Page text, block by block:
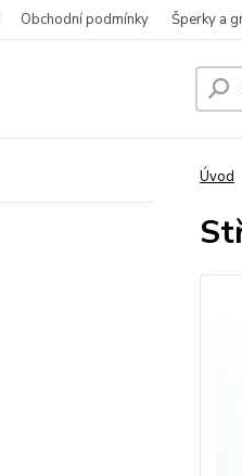
Obchodní podmínky Šperky a
Úvod